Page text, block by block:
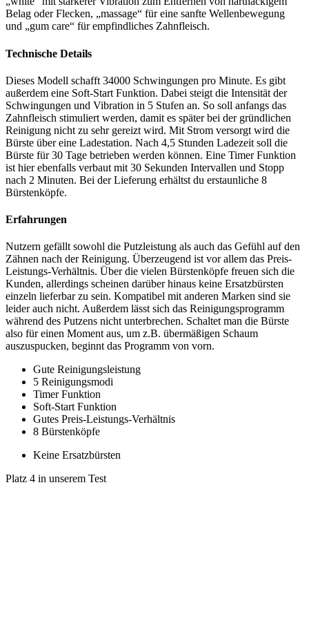
Belag oder Flecken, „massage“ für eine sanfte Wellenbewegung
und „gum care“ für empfindliches Zahnfleisch.
Technische Details
Dieses Modell schafft 34000 Schwingungen pro Minute. Es gibt
außerdem eine Soft-Start Funktion. Dabei steigt die Intensität der
Schwingungen und Vibration in 5 Stufen an. So soll anfangs das
Zahnfleisch stimuliert werden, damit es später bei der gründlichen
Reinigung nicht zu sehr gereizt wird. Mit Strom versorgt wird die
Bürste über eine Ladestation. Nach 4,5 Stunden Ladezeit soll die
Bürste für 30 Tage betrieben werden können. Eine Timer Funktion
ist hier ebenfalls verbaut mit 30 Sekunden Intervallen und Stopp
nach 2 Minuten. Bei der Lieferung erhältst du erstaunliche 8
Bürstenköpfe.
Erfahrungen
Nutzern gefällt sowohl die Putzleistung als auch das Gefühl auf den
Zähnen nach der Reinigung. Überzeugend ist vor allem das Preis-
Leistungs-Verhältnis. Über die vielen Bürstenköpfe freuen sich die
Kunden, allerdings scheinen darüber hinaus keine Ersatzbürsten
einzeln lieferbar zu sein. Kompatibel mit anderen Marken sind sie
leider auch nicht. Außerdem lässt sich das Reinigungsprogramm
während des Putzens nicht unterbrechen. Schaltet man die Bürste
also für einen Moment aus, um z.B. übermäßigen Schaum
auszuspucken, beginnt das Programm von vorn.
Gute Reinigungsleistung
5 Reinigungsmodi
Timer Funktion
Soft-Start Funktion
Gutes Preis-Leistungs-Verhältnis
8 Bürstenköpfe
Keine Ersatzbürsten
Platz 4 in unserem Test